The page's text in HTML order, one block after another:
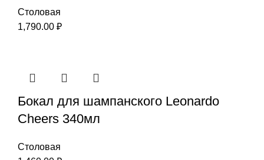
Столовая
1,790.00 ₽
Бокал для шампанского Leonardo
Cheers 340мл
Столовая